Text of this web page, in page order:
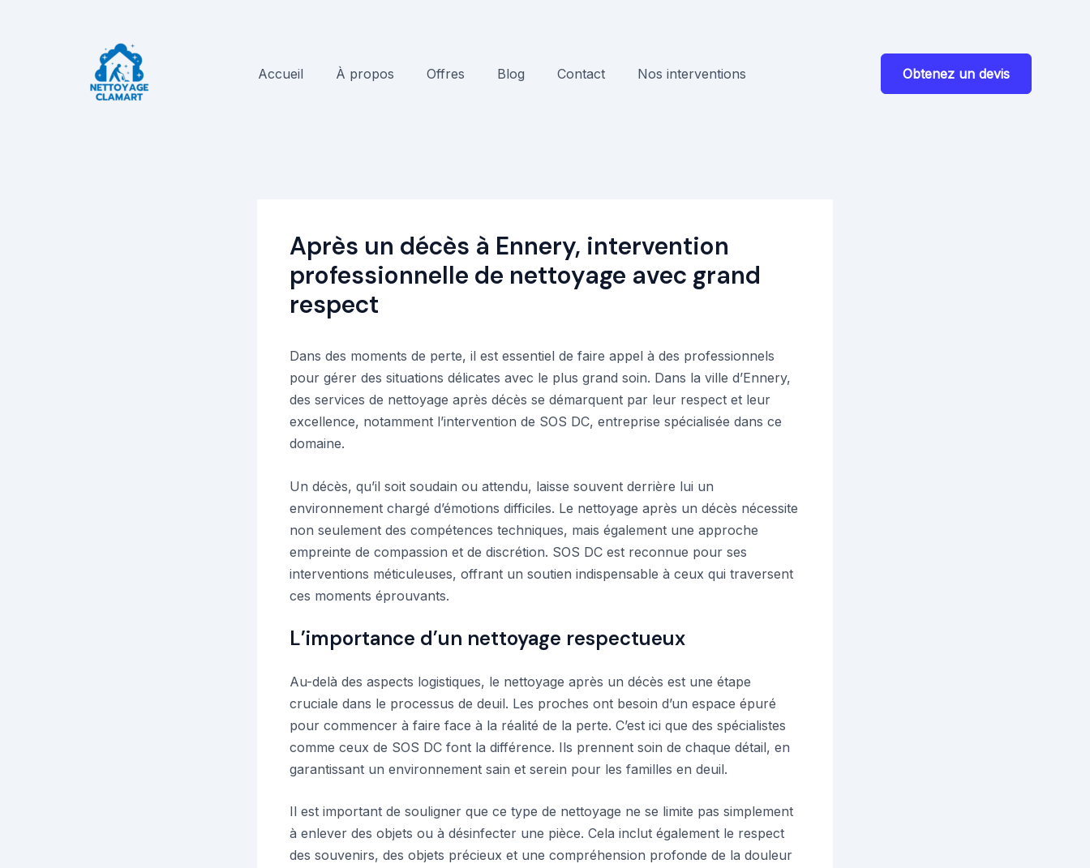
Accueil
À propos Offres Blog Contact Nos interventions Obtenez un devis
Après un décès à Ennery, intervention
professionnelle de nettoyage avec grand
respect
Dans des moments de perte, il est essentiel de faire appel à des professionnels
pour gérer des situations délicates avec le plus grand soin. Dans la ville d’Ennery,
des services de nettoyage après décès se démarquent par leur respect et leur
excellence, notamment l’intervention de SOS DC, entreprise spécialisée dans ce
domaine.
Un décès, qu’il soit soudain ou attendu, laisse souvent derrière lui un
environnement chargé d’émotions difficiles. Le nettoyage après un décès nécessite
non seulement des compétences techniques, mais également une approche
empreinte de compassion et de discrétion. SOS DC est reconnue pour ses
interventions méticuleuses, offrant un soutien indispensable à ceux qui traversent
ces moments éprouvants.
L’importance d’un nettoyage respectueux
Au-delà des aspects logistiques, le nettoyage après un décès est une étape
cruciale dans le processus de deuil. Les proches ont besoin d’un espace épuré
pour commencer à faire face à la réalité de la perte. C’est ici que des spécialistes
comme ceux de SOS DC font la différence. Ils prennent soin de chaque détail, en
garantissant un environnement sain et serein pour les familles en deuil.
Il est important de souligner que ce type de nettoyage ne se limite pas simplement
à enlever des objets ou à désinfecter une pièce. Cela inclut également le respect
des souvenirs, des objets précieux et une compréhension profonde de la douleur